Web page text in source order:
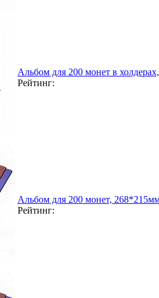
Альбом для 200 монет в
Рейтинг:
Альбом для 200 монет,
Рейтинг: